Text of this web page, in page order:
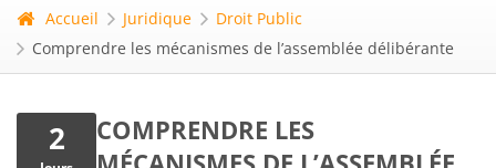
Accueil Juridique
Droit Public
Comprendre les mécanismes de l’assemblée délibérante
2
COMPRENDRE LES